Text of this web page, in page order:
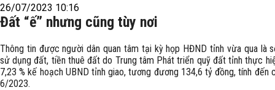
26/07/2023 10:16
Đất “ế” nhưng cũng tùy nơi
Thông tin được người dân quan tâm tại kỳ họp HĐND tỉnh vừa qua là
sử dụng đất, tiền thuê đất do Trung tâm Phát triển quỹ đất tỉnh thực
7,23 % kế hoạch UBND tỉnh giao, tương đương 134,6 tỷ đồng, tính đến
6/2023.